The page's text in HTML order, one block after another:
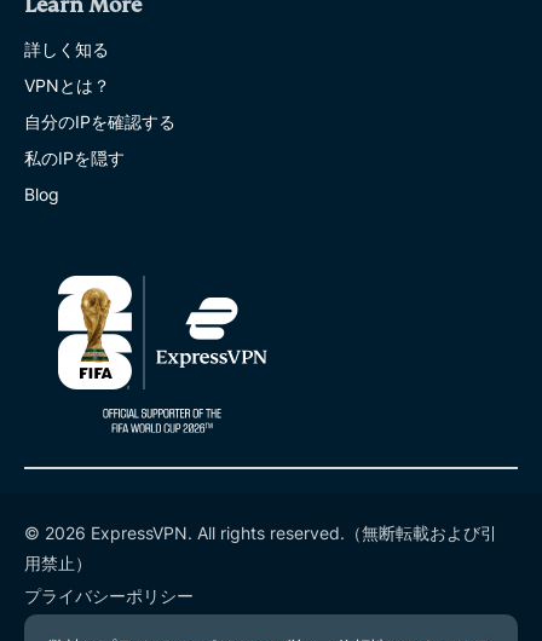
詳しく知る
VPNとは？
自分のIPを確認する
私のIPを隠す
Blog
© 2026 ExpressVPN. All rights reserved.（無断転載および引
用禁止）
プライバシーポリシー
利用規約